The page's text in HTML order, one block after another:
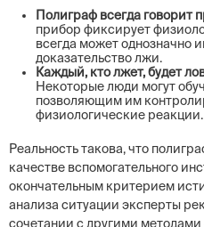
Полиграф всегда говорит
прибор фиксирует
всегда может однозначно
доказательство лжи.
Каждый, кто лжет, будет
Некоторые люди могут
позволяющим им
физиологические реакции.
Реальность такова, что
качестве вспомогательного
окончательным критерием
анализа ситуации эксперты
сочетании с другими